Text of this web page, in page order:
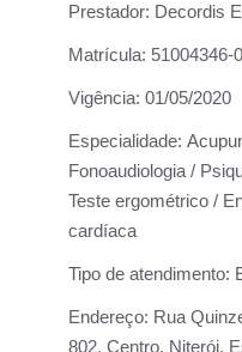
Prestador: Decordis
Matrícula: 51004346-0
Vigência: 01/05/2020
Especialidade:
Fonoaudiologia /
Teste ergométrico /
cardíaca
Tipo de atendimento:
Endereço: Rua
802, Centro, Niterói,